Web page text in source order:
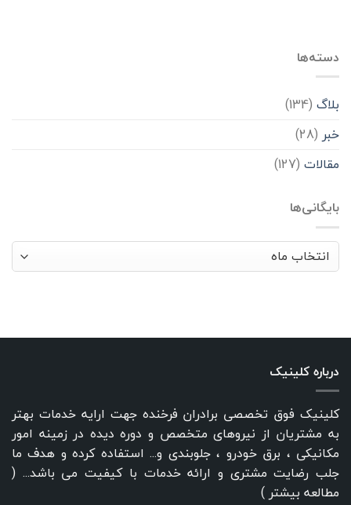
دسته‌ها
بلاگ (134)
خبر (28)
مقالات (127)
بایگانی‌ها
بایگانی‌ها
درباره کلینیک
کلینیک فوق تخصصی برادران فرخنده جهت ارایه خدمات بهتر
به مشتریان از نیروهای متخصص و دوره دیده در زمینه امور
مکانیکی ، برق خودرو ، جلوبندی و... استفاده کرده و هدف ما
جلب رضایت مشتری و ارائه خدمات با کیفیت می باشد... (
مطالعه بیشتر )